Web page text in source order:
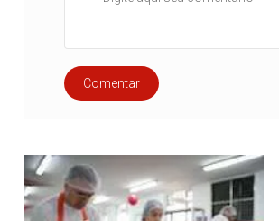
Comentar